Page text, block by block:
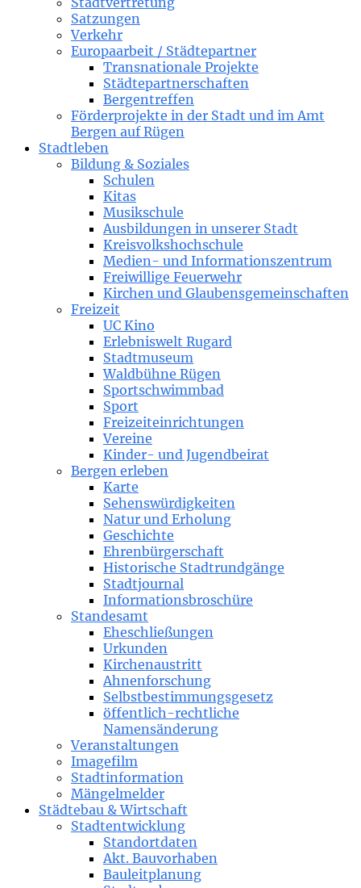
Satzungen
Verkehr
Europaarbeit / Städtepartner
Transnationale Projekte
Städtepartnerschaften
Bergentreffen
Förderprojekte in der Stadt und im Amt
Bergen auf Rügen
Stadtleben
Bildung & Soziales
Schulen
Kitas
Musikschule
Ausbildungen in unserer Stadt
Kreisvolkshochschule
Medien- und Informationszentrum
Freiwillige Feuerwehr
Kirchen und Glaubensgemeinschaften
Freizeit
UC Kino
Erlebniswelt Rugard
Stadtmuseum
Waldbühne Rügen
Sportschwimmbad
Sport
Freizeiteinrichtungen
Vereine
Kinder- und Jugendbeirat
Bergen erleben
Karte
Sehenswürdigkeiten
Natur und Erholung
Geschichte
Ehrenbürgerschaft
Historische Stadtrundgänge
Stadtjournal
Informationsbroschüre
Standesamt
Eheschließungen
Urkunden
Kirchenaustritt
Ahnenforschung
Selbstbestimmungsgesetz
öffentlich-rechtliche
Namensänderung
Veranstaltungen
Imagefilm
Stadtinformation
Mängelmelder
Städtebau & Wirtschaft
Stadtentwicklung
Standortdaten
Akt. Bauvorhaben
Bauleitplanung